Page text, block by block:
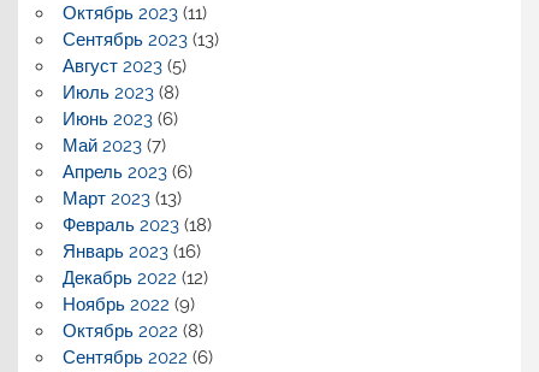
Октябрь 2023(11)
Сентябрь 2023(13)
Август 2023(5)
Июль 2023(8)
Июнь 2023(6)
Май 2023(7)
Апрель 2023(6)
Март 2023(13)
Февраль 2023(18)
Январь 2023(16)
Декабрь 2022 (12)
Ноябрь 2022 (9)
Октябрь 2022 (8)
Сентябрь 2022 (6)